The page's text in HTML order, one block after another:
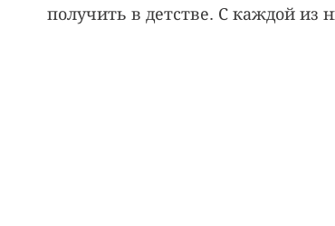
iAwake-психоакустика Типы и типологии
получить в детстве. С каждой из